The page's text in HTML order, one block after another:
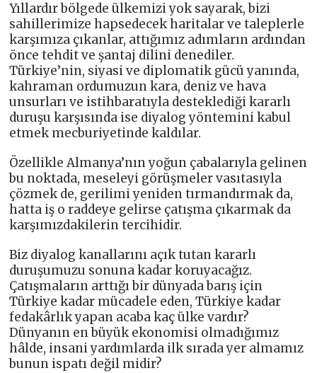
Yıllardır bölgede ülkemizi yok sayarak, bizi
sahillerimize hapsedecek haritalar ve taleplerle
karşımıza çıkanlar, attığımız adımların ardından
önce tehdit ve şantaj dilini denediler.
Türkiye’nin, siyasi ve diplomatik gücü yanında,
kahraman ordumuzun kara, deniz ve hava
unsurları ve istihbaratıyla desteklediği kararlı
duruşu karşısında ise diyalog yöntemini kabul
etmek mecburiyetinde kaldılar.
Özellikle Almanya’nın yoğun çabalarıyla gelinen
bu noktada, meseleyi görüşmeler vasıtasıyla
çözmek de, gerilimi yeniden tırmandırmak da,
hatta iş o raddeye gelirse çatışma çıkarmak da
karşımızdakilerin tercihidir.
Biz diyalog kanallarını açık tutan kararlı
duruşumuzu sonuna kadar koruyacağız.
Çatışmaların arttığı bir dünyada barış için
Türkiye kadar mücadele eden, Türkiye kadar
fedakârlık yapan acaba kaç ülke vardır?
Dünyanın en büyük ekonomisi olmadığımız
hâlde, insani yardımlarda ilk sırada yer almamız
bunun ispatı değil midir?